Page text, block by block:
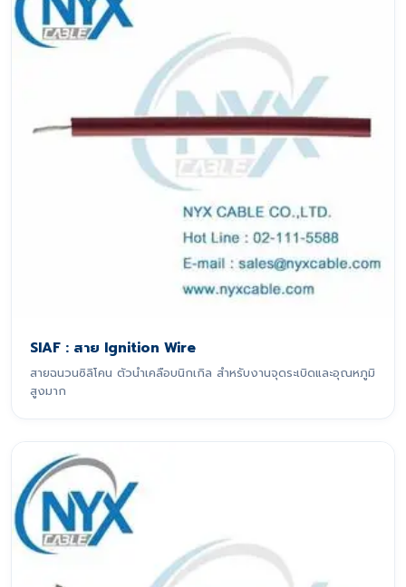
SIAF : สาย Ignition Wire
สายฉนวนซิลิโคน ตัวนำเคลือบนิกเกิล สำหรับงานจุดระเบิดและอุณหภูมิ
สูงมาก